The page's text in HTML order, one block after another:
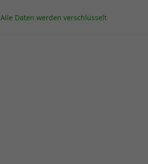
Alle Daten werden verschlüsselt